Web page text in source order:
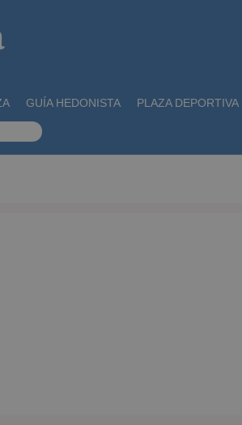
GUÍA HEDONISTA PLAZA DEPORTIVA